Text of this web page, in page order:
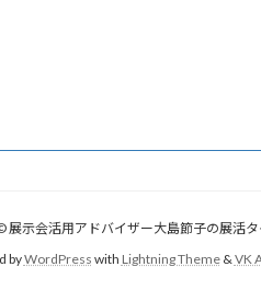
展示会活用アドバイザー大島節子の展活
byWordPress with Lightning Theme&VK